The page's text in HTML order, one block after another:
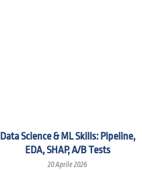
Data Science & ML Skills: Pipeline,
EDA, SHAP, A/B Tests
20 Aprile 2026